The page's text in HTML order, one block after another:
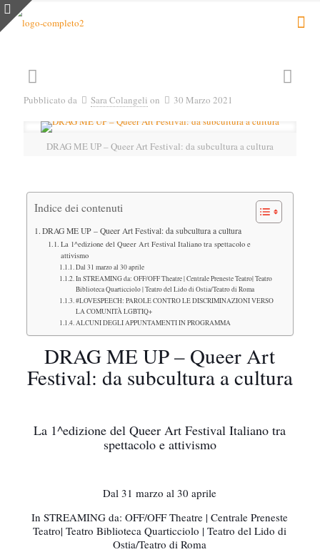
Pubblicato da Sara Colangeli on 30 Marzo 2021
DRAG ME UP – Queer Art Festival: da subcultura a cultura
Indice dei contenuti
DRAG ME UP – Queer Art Festival: da subcultura a cultura
La 1^edizione del Queer Art Festival Italiano tra spettacolo e
attivismo
Dal 31 marzo al 30 aprile
In STREAMING da: OFF/OFF Theatre | Centrale Preneste Teatro| Teatro
Biblioteca Quarticciolo | Teatro del Lido di Ostia/Teatro di Roma
#LOVESPEECH: PAROLE CONTRO LE DISCRIMINAZIONI VERSO
LA COMUNITÀ LGBTIQ+
ALCUNI DEGLI APPUNTAMENTI IN PROGRAMMA
DRAG ME UP – Queer Art
Festival: da subcultura a cultura
La 1^edizione del Queer Art Festival Italiano tra
spettacolo e attivismo
Dal 31 marzo al 30 aprile
In STREAMING da: OFF/OFF Theatre | Centrale Preneste
Teatro| Teatro Biblioteca Quarticciolo | Teatro del Lido di
Ostia/Teatro di Roma